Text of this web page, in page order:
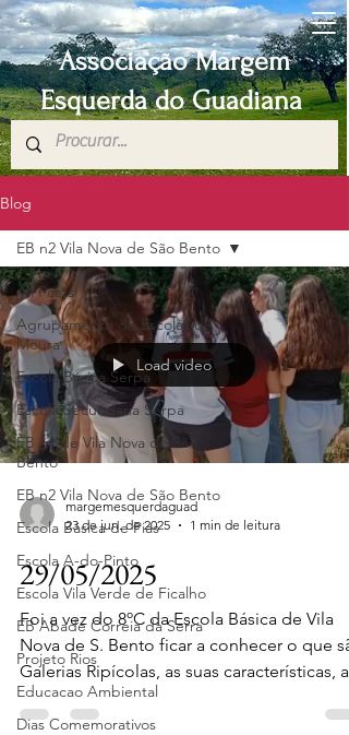
Associação Margem
Esquerda do Guadiana
Blog
All Posts
Agrupamento de Escolas de
Moura
Escola Básica Serpa
Escola Secundaria Serpa
EB n1 de Vila Nova de São
Bento
EB n2 Vila Nova de São Bento
Escola Básica de Pias
Escola A-do-Pinto
Escola Vila Verde de Ficalho
EB Abade Correia da Serra
Projeto Rios
Educacao Ambiental
Dias Comemorativos
EB n2 Vila Nova de São Bento
Load video
margemesquerdaguad
23 de jun. de 2025
1 min de leitura
29/05/2025
Foi a vez do 8ºC da Escola Básica de Vila
Nova de S. Bento ficar a conhecer o que
Galerias Ripícolas, as suas características, a
sua...